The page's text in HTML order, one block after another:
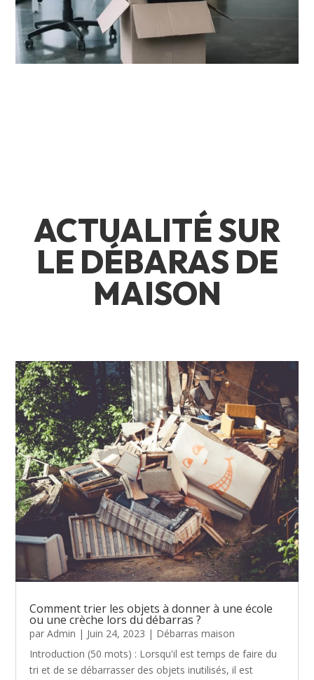
ACTUALITÉ SUR
LE DÉBARAS DE
MAISON
Comment trier les objets à donner à une école
ou une crèche lors du débarras ?
parAdmin | Juin 24, 2023 | Débarras maison
Introduction (50 mots) : Lorsqu'il est temps de faire du
tri et de se débarrasser des objets inutilisés, il est